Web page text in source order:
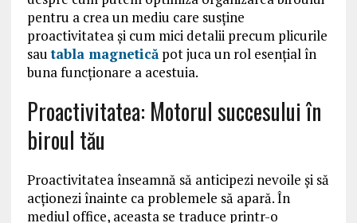
pentru a crea un mediu care susține
proactivitatea și cum mici detalii precum plicurile
sautabla magneticăpot juca un rol esențial în
buna funcționare a acestuia.
Proactivitatea: Motorul succesului în
biroul tău
Proactivitatea înseamnă să anticipezi nevoile și să
acționezi înainte ca problemele să apară. În
mediul office, aceasta se traduce printr-o